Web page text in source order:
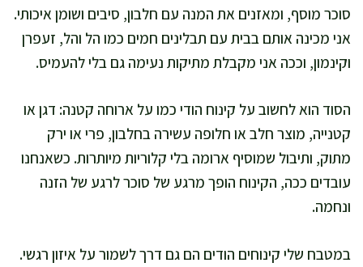
סוכר מוסף, ומאזנים את המנה עם חלבון, סיבים ושומן איכותי.
אני מכינה אותם בבית עם תבלינים חמים כמו הל והל, זעפרן
וקינמון, וככה אני מקבלת מתיקות נעימה גם בלי להעמיס.
הסוד הוא לחשוב על קינוח הודי כמו על ארוחה קטנה: דגן או
קטנייה, מוצר חלב או חלופה עשירה בחלבון, פרי או ירק
מתוק, ותיבול שמוסיף ארומה בלי קלוריות מיותרות. כשאנחנו
עובדים ככה, הקינוח הופך מרגע של סוכר לרגע של הזנה
ונחמה.
במטבח שלי קינוחים הודים הם גם דרך לשמור על איזון רגשי.